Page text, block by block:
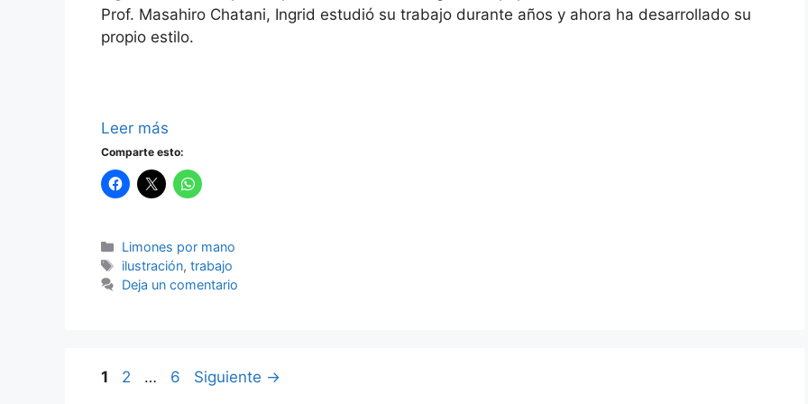
Prof. Masahiro Chatani, Ingrid estudió su trabajo durante años y ahora ha desarrollado su
propio estilo.
Leer más
Comparte esto:
Categorías
Limones por mano
Etiquetas
ilustración,trabajo
Deja un comentario
Página
1 Página
2 … Página
6 Siguiente →